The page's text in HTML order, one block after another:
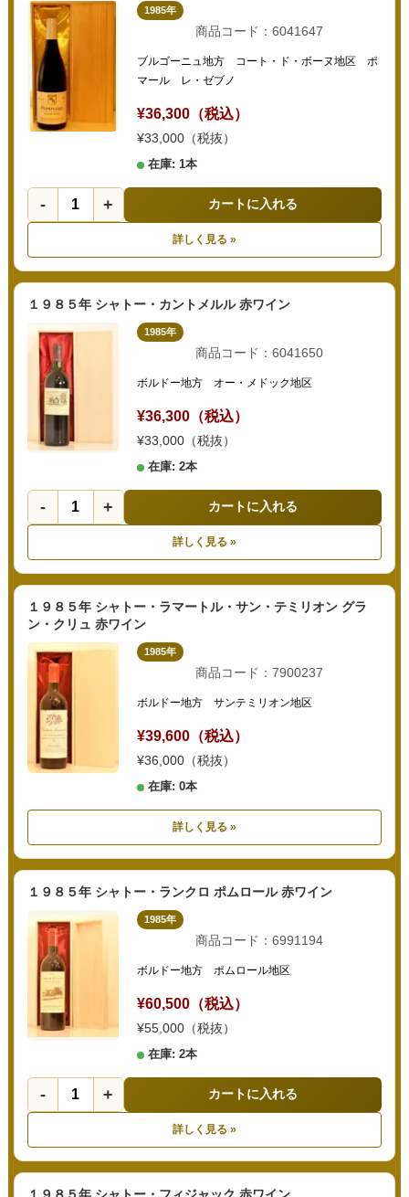
1985年
商品コード：6041647
ブルゴーニュ地方 コート・ド・ボーヌ地区 ポ
マール レ・ゼブノ
¥36,300（税込）
¥33,000（税抜）
在庫: 1本
- + カートに入れる
詳しく見る »
１９８５年 シャトー・カントメルル 赤ワイン
1985年
商品コード：6041650
ボルドー地方 オー・メドック地区
¥36,300（税込）
¥33,000（税抜）
在庫: 2本
- + カートに入れる
詳しく見る »
１９８５年 シャトー・ラマートル・サン・テミリオン グラ
ン・クリュ 赤ワイン
1985年
商品コード：7900237
ボルドー地方 サンテミリオン地区
¥39,600（税込）
¥36,000（税抜）
在庫: 0本
詳しく見る »
１９８５年 シャトー・ランクロ ポムロール 赤ワイン
1985年
商品コード：6991194
ボルドー地方 ポムロール地区
¥60,500（税込）
¥55,000（税抜）
在庫: 2本
- + カートに入れる
詳しく見る »